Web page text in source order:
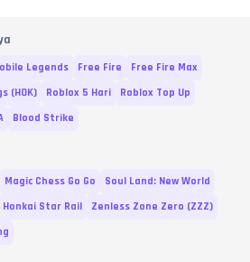
Legends Free Fire
Free Fire Max
(HOK) Roblox 5 Hari
Roblox Top Up
Blood Strike
Magic Chess Go Go
Soul Land: New World
Honkai Star Rail
Zenless Zone Zero (ZZZ)